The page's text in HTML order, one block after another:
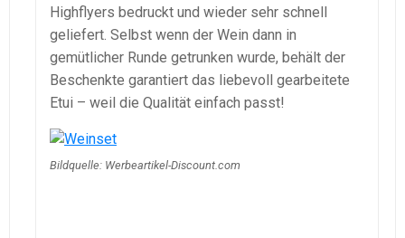
Highflyers bedruckt und wieder sehr schnell
geliefert. Selbst wenn der Wein dann in
gemütlicher Runde getrunken wurde, behält der
Beschenkte garantiert das liebevoll gearbeitete
Etui – weil die Qualität einfach passt!
Bildquelle: Werbeartikel-Discount.com